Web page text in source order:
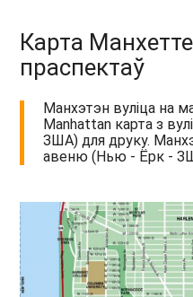
Карта
праспектаў
Манхэтэн вуліца на
Manhattan карта з
ЗША) для друку.
авеню (Нью - Ёрк -